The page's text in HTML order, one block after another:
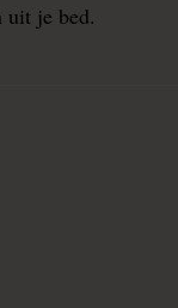
uit je bed.